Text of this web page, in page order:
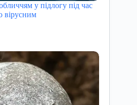
у підлогу під час
вірусним